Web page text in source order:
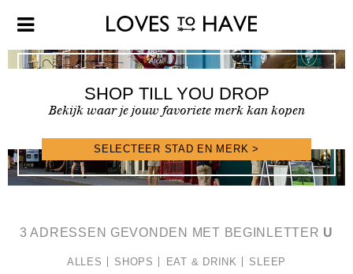
SHOP TILL YOU DROP
Bekijk waar je jouw favoriete merk kan kopen
SHOPFINDER >
SELECTEER STAD EN MERK >
3 ADRESSEN GEVONDEN MET BEGINLETTER U
ALLES SHOPS EAT & DRINK SLEEP